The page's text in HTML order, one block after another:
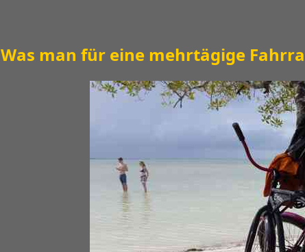
Was man für eine mehrtägige